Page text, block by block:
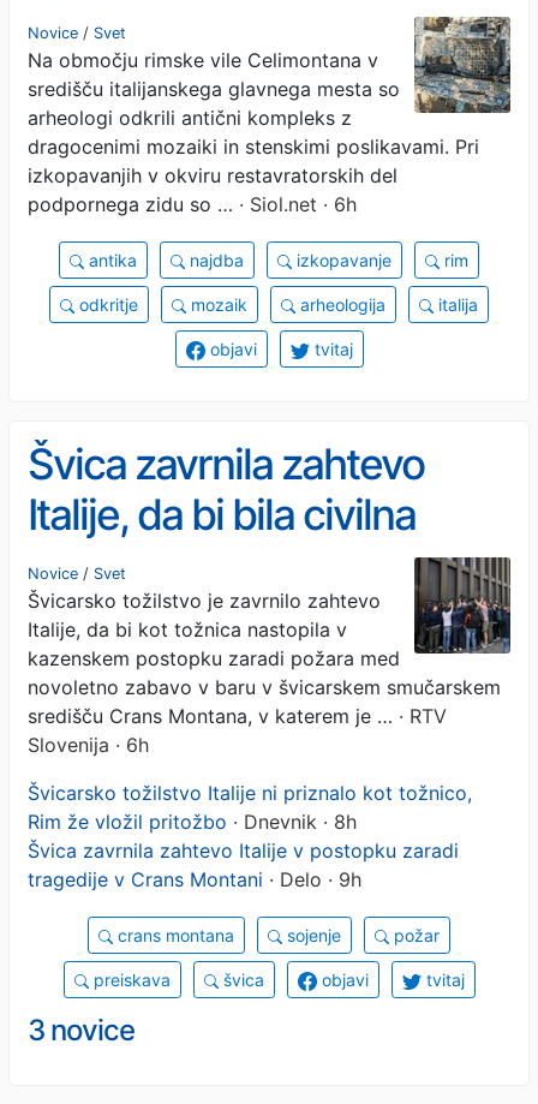
kompleks
Novice / Svet
Na območju rimske vile Celimontana v
središču italijanskega glavnega mesta so
arheologi odkrili antični kompleks z
dragocenimi mozaiki in stenskimi poslikavami. Pri
izkopavanjih v okviru restavratorskih del
podpornega zidu so … · Siol.net · 6h
antika najdba izkopavanje rim
odkritje mozaik arheologija italija
objavi tvitaj
Švica zavrnila zahtevo
Italije, da bi bila civilna
tožnica v sojenju zaradi
požara v Crans Montani
Novice / Svet
Švicarsko tožilstvo je zavrnilo zahtevo
Italije, da bi kot tožnica nastopila v
kazenskem postopku zaradi požara med
novoletno zabavo v baru v švicarskem smučarskem
središču Crans Montana, v katerem je … · RTV
Slovenija · 6h
Švicarsko tožilstvo Italije ni priznalo kot tožnico,
Rim že vložil pritožbo · Dnevnik · 8h
Švica zavrnila zahtevo Italije v postopku zaradi
tragedije v Crans Montani · Delo · 9h
crans montana sojenje požar
preiskava švica objavi tvitaj
3 novice